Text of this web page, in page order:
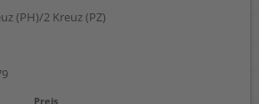
(PH)/2 Kreuz (PZ)
Preis